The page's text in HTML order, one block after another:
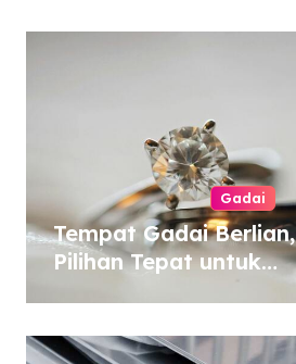
Gadai
Tempat Gadai Berlian,
Pilihan Tepat untuk